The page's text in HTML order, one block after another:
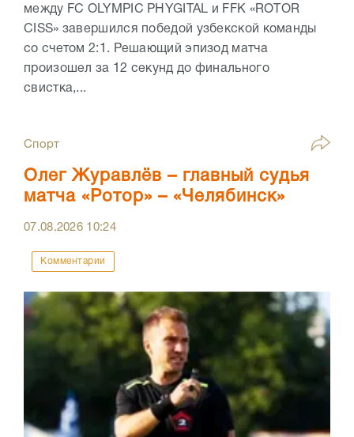
между FC OLYMPIC PHYGITAL и FFK «ROTOR
CISS» завершился победой узбекской команды
со счетом 2:1. Решающий эпизод матча
произошел за 12 секунд до финального
свистка,...
Спорт
Олег Журавлёв – главный судья
матча «Ротор» – «Челябинск»
07.08.2026 10:24
Комментарии